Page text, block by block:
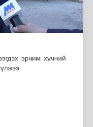
эрчим хүчний